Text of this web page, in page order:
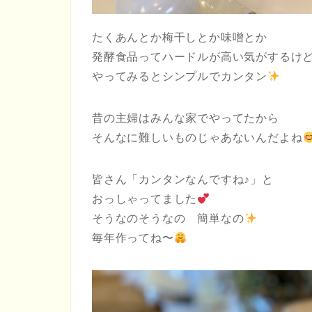
たくあんとか梅干しとか味噌とか
発酵食品ってハードルが高い気がするけ
やってみるとシンプルでカンタン
昔の主婦はみんな家でやってたから
そんなに難しいものじゃあないんだよね
皆さん「カンタンなんですね♪」と
おっしゃってました
そうなのそうなの 簡単なの
毎年作ってね〜